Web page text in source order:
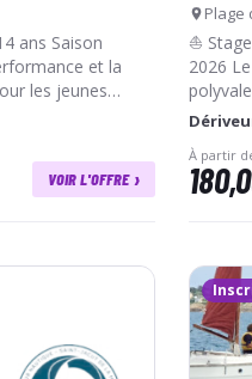
ans Saison
et la
les jeunes
VOIR L'OFFRE ›
Plage
⛵
2026
À partir